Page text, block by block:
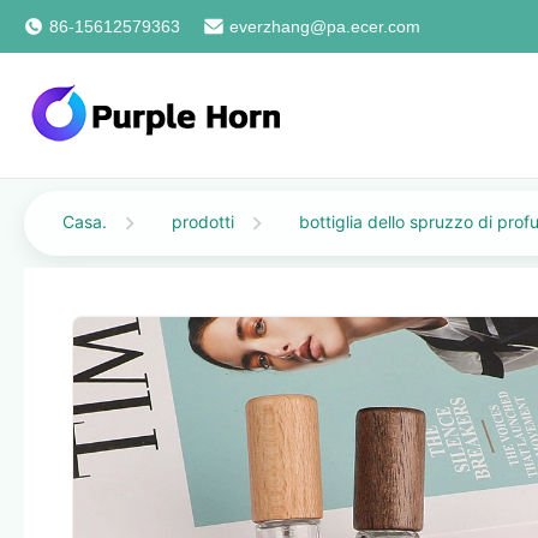
86-15612579363 everzhang@pa.ecer.com
Casa. prodotti bottiglia dello spruzzo di